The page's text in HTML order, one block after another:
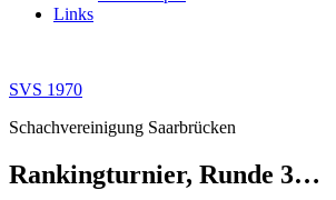
Links
SVS 1970
Schachvereinigung Saarbrücken
Rankingturnier, Runde 3…